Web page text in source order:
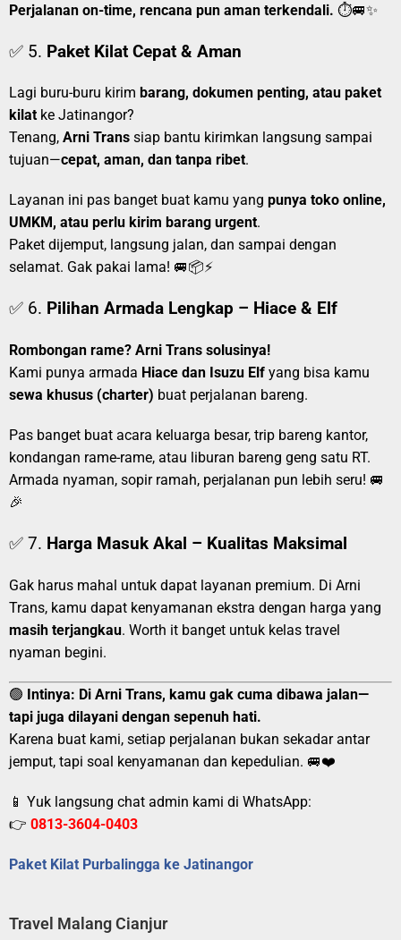
Perjalanan on-time, rencana pun aman terkendali. ⏱️🚐✨
✅ 5. Paket Kilat Cepat & Aman
Lagi buru-buru kirim barang, dokumen penting, atau paket
kilat ke Jatinangor?
Tenang, Arni Trans siap bantu kirimkan langsung sampai
tujuan—cepat, aman, dan tanpa ribet.
Layanan ini pas banget buat kamu yang punya toko online,
UMKM, atau perlu kirim barang urgent.
Paket dijemput, langsung jalan, dan sampai dengan
selamat. Gak pakai lama! 🚐📦⚡
✅ 6. Pilihan Armada Lengkap – Hiace & Elf
Rombongan rame? Arni Trans solusinya!
Kami punya armada Hiace dan Isuzu Elf yang bisa kamu
sewa khusus (charter) buat perjalanan bareng.
Pas banget buat acara keluarga besar, trip bareng kantor,
kondangan rame-rame, atau liburan bareng geng satu RT.
Armada nyaman, sopir ramah, perjalanan pun lebih seru! 🚐
🎉
✅ 7. Harga Masuk Akal – Kualitas Maksimal
Gak harus mahal untuk dapat layanan premium. Di Arni
Trans, kamu dapat kenyamanan ekstra dengan harga yang
masih terjangkau. Worth it banget untuk kelas travel
nyaman begini.
🟢 Intinya: Di Arni Trans, kamu gak cuma dibawa jalan—
tapi juga dilayani dengan sepenuh hati.
Karena buat kami, setiap perjalanan bukan sekadar antar
jemput, tapi soal kenyamanan dan kepedulian. 🚐❤️
📱 Yuk langsung chat admin kami di WhatsApp:
👉 0813-3604-0403
Paket Kilat Purbalingga ke Jatinangor
Travel Malang Cianjur